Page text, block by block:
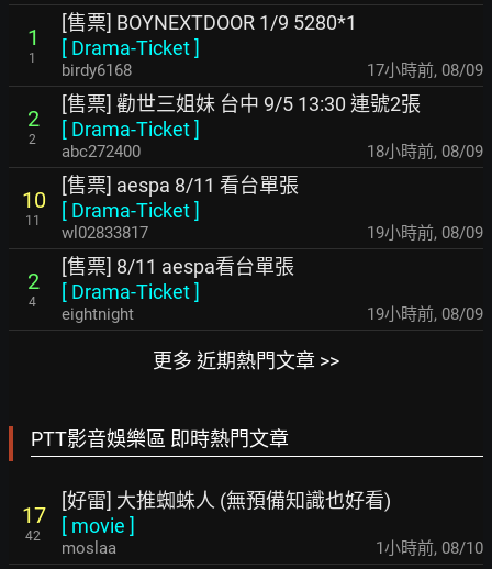
1
1
[售票] BOYNEXTDOOR 1/9 5280*1
[ Drama-Ticket]
birdy6168 17小時前, 08/09
2
2
[售票] 勸世三姐妹 台中 9/5 13:30 連號2張
[ Drama-Ticket]
abc272400 18小時前, 08/09
10
11
[售票] aespa 8/11 看台單張
[ Drama-Ticket]
wl02833817 19小時前, 08/09
2
4
[售票] 8/11 aespa看台單張
[ Drama-Ticket]
eightnight 19小時前, 08/09
更多 近期熱門文章 >>
PTT影音娛樂區 即時熱門文章
17
42
[好雷] 大推蜘蛛人 (無預備知識也好看)
[ movie ]
moslaa 1小時前, 08/10